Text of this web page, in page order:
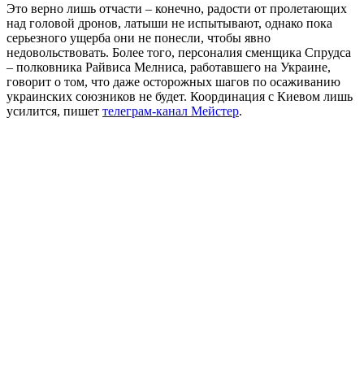
Это верно лишь отчасти – конечно, радости от пролетающих
над головой дронов, латыши не испытывают, однако пока
серьезного ущерба они не понесли, чтобы явно
недовольствовать. Более того, персоналия сменщика Спрудса
– полковника Райвиса Мелниса, работавшего на Украине,
говорит о том, что даже осторожных шагов по осаживанию
украинских союзников не будет. Координация с Киевом лишь
усилится, пишет телеграм-канал Мейстер.